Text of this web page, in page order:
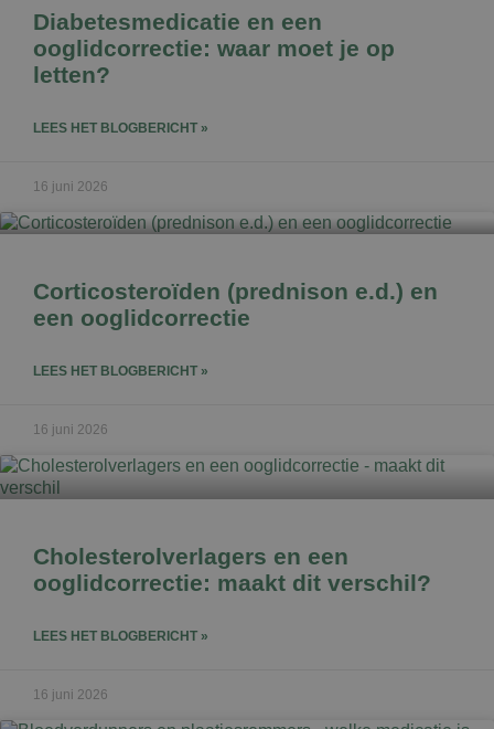
Diabetesmedicatie en een
ooglidcorrectie: waar moet je op
letten?
LEES HET BLOGBERICHT »
16 juni 2026
Corticosteroïden (prednison e.d.) en
een ooglidcorrectie
LEES HET BLOGBERICHT »
16 juni 2026
Cholesterolverlagers en een
ooglidcorrectie: maakt dit verschil?
LEES HET BLOGBERICHT »
16 juni 2026